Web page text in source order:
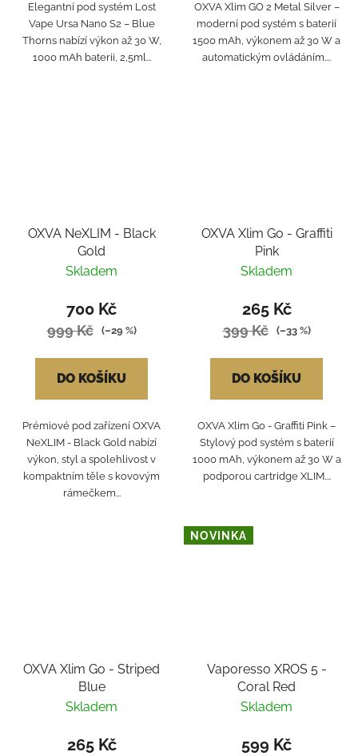
Elegantní pod systém Lost
Vape Ursa Nano S2 – Blue
Thorns nabízí výkon až 30 W,
1000 mAh baterii, 2,5ml...
OXVA Xlim GO 2 Metal Silver –
moderní pod systém s baterií
1500 mAh, výkonem až 30 W a
automatickým ovládáním....
OXVA NeXLIM - Black
Gold
Skladem
700 Kč
999 Kč (–29 %)
DO KOŠÍKU
Prémiové pod zařízení OXVA
NeXLIM - Black Gold nabízí
výkon, styl a spolehlivost v
kompaktním těle s kovovým
rámečkem...
OXVA Xlim Go - Graffiti
Pink
Skladem
265 Kč
399 Kč (–33 %)
DO KOŠÍKU
OXVA Xlim Go - Graffiti Pink –
Stylový pod systém s baterií
1000 mAh, výkonem až 30 W a
podporou cartridge XLIM....
OXVA Xlim Go - Striped
Blue
Skladem
265 Kč
NOVINKA
Vaporesso XROS 5 -
Coral Red
Skladem
599 Kč